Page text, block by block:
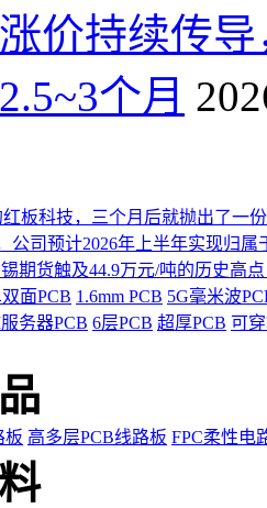
涨价持续传
个月
板科技，三个月后就抛出了一
公司预计2026年上半年实现归
期货触及44.9万元/吨的历史高
面PCB 1.6mm PCB 5G毫米波
务器PCB 6层PCB 超厚PCB 可
板 高多层PCB线路板 FPC柔性电